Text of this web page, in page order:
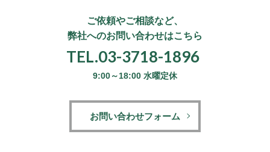
ご依頼やご相談など、
弊社へのお問い合わせはこちら
TEL.03-3718-1896
9:00～18:00 水曜定休
お問い合わせフォーム